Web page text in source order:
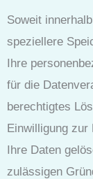
Soweit
speziellere
Ihre
für die
berechtigtes
Einwilligung zur
Ihre Daten
zulässigen